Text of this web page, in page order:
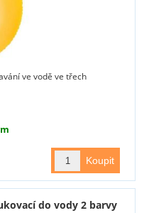
ve vodě ve třech
do vody 2 barvy